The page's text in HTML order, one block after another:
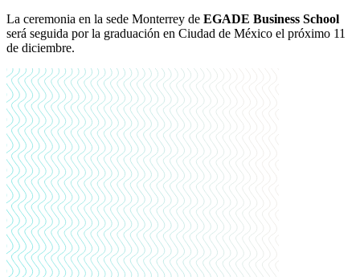
La ceremonia en la sede Monterrey de EGADE Business School
será seguida por la graduación en Ciudad de México el próximo 11
de diciembre.